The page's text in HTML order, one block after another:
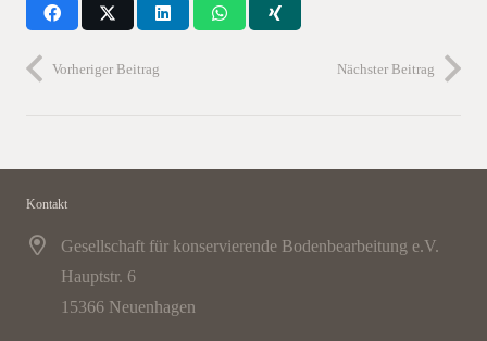
Vorheriger Beitrag Nächster Beitrag
Kontakt
Gesellschaft für konservierende Bodenbearbeitung e.V.
Hauptstr. 6
15366 Neuenhagen